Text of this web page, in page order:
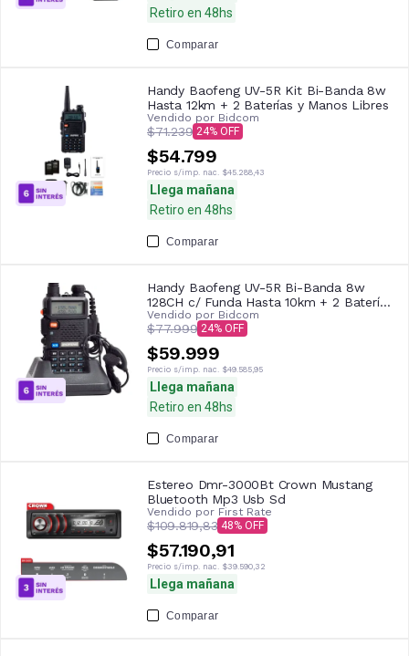
Retiro en 48hs
Comparar
Handy Baofeng UV-5R Kit Bi-Banda 8w
Hasta 12km + 2 Baterías y Manos Libres
Vendido por Bidcom
$71.239 24
$54.799
Precio s/imp. nac. $45.288,43
Llega mañana
Retiro en 48hs
Comparar
Handy Baofeng UV-5R Bi-Banda 8w
128CH c/ Funda Hasta 10km + 2 Baterías
y Manos Libres
Vendido por Bidcom
$77.999 24
$59.999
Precio s/imp. nac. $49.585,95
Llega mañana
Retiro en 48hs
Comparar
Estereo Dmr-3000Bt Crown Mustang
Bluetooth Mp3 Usb Sd
Vendido por First Rate
$109.819,83 48
$57.190,91
Precio s/imp. nac. $39.590,32
Llega mañana
Comparar